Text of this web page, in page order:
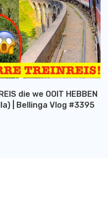
die we OOIT HEBBEN
| Bellinga Vlog #3395